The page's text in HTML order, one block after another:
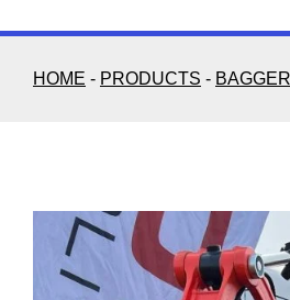
HOME - PRODUCTS -